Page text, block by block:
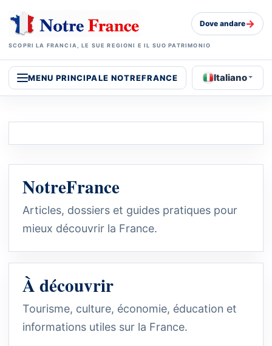
SCOPRI LA FRANCIA, LE SUE REGIONI E IL SUO PATRIMONIO
Dove andare→
MENU PRINCIPALE NOTREFRANCE Italiano
NotreFrance
Articles, dossiers et guides pratiques pour
mieux découvrir la France.
À découvrir
Tourisme, culture, économie, éducation et
informations utiles sur la France.